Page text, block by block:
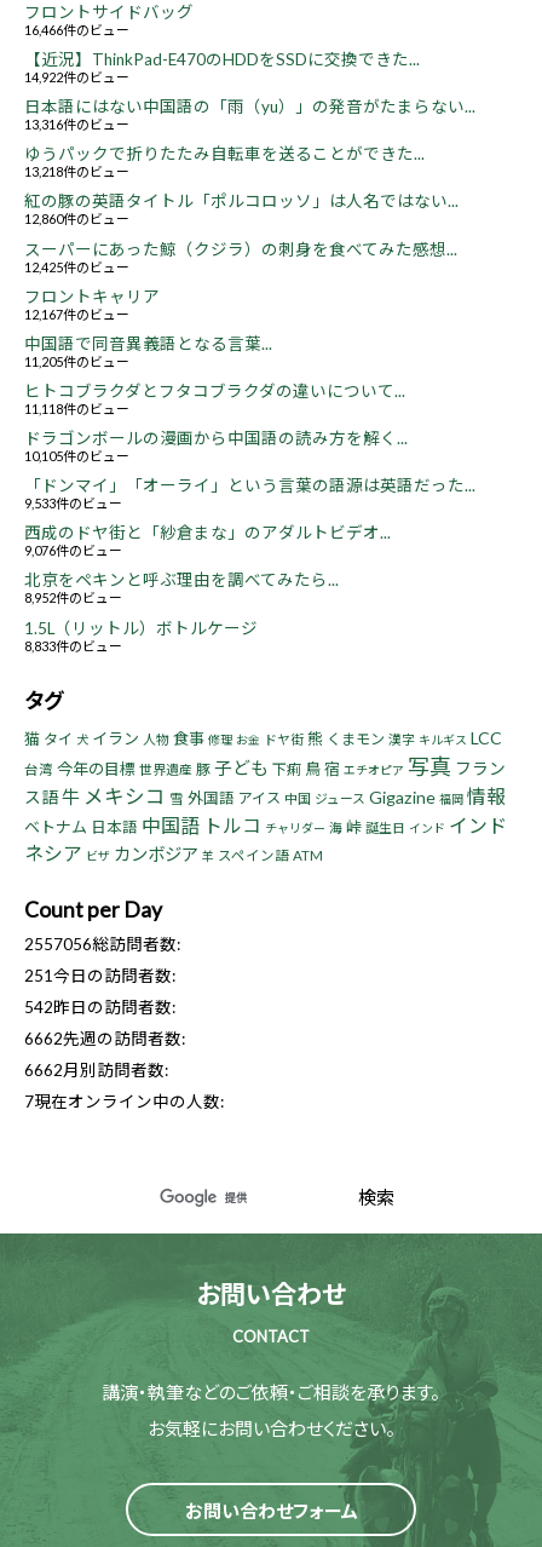
フロントサイドバッグ
16,466件のビュー
【近況】ThinkPad-E470のHDDをSSDに交換できた...
14,922件のビュー
日本語にはない中国語の「雨（yu）」の発音がたまらない...
13,316件のビュー
ゆうパックで折りたたみ自転車を送ることができた...
13,218件のビュー
紅の豚の英語タイトル「ポルコロッソ」は人名ではない...
12,860件のビュー
スーパーにあった鯨（クジラ）の刺身を食べてみた感想...
12,425件のビュー
フロントキャリア
12,167件のビュー
中国語で同音異義語となる言葉...
11,205件のビュー
ヒトコブラクダとフタコブラクダの違いについて...
11,118件のビュー
ドラゴンボールの漫画から中国語の読み方を解く...
10,105件のビュー
「ドンマイ」「オーライ」という言葉の語源は英語だった...
9,533件のビュー
西成のドヤ街と「紗倉まな」のアダルトビデオ...
9,076件のビュー
北京をペキンと呼ぶ理由を調べてみたら...
8,952件のビュー
1.5L（リットル）ボトルケージ
8,833件のビュー
タグ
猫 タイ 犬 イラン 人物 食事 修理 お金 ドヤ街 熊 くまモン 漢字 キルギス LCC
台湾 今年の目標 世界遺産 豚 子ども 下痢 鳥宿 エチオピア 写真 フラン
ス語牛 メキシコ 雪 外国語 アイス 中国 ジュース Gigazine 福岡 情報
ベトナム 日本語 中国語 トルコ チャリダー 海 峠 誕生日 インド インド
ネシア ビザ カンボジア 羊 スペイン語 ATM
Count per Day
2557056総訪問者数:
251今日の訪問者数:
542昨日の訪問者数:
6662先週の訪問者数:
6662月別訪問者数:
7現在オンライン中の人数:
お問い合わせ
CONTACT
講演・執筆などのご依頼・ご相談を承ります。
お気軽にお問い合わせください。
お問い合わせフォーム